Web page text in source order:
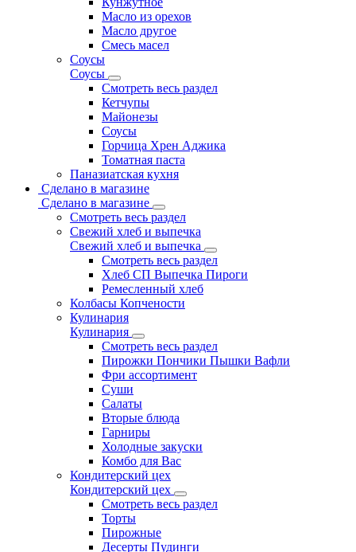
Масло из орехов
Масло другое
Смесь масел
Соусы
Соусы
Смотреть весь раздел
Кетчупы
Майонезы
Соусы
Горчица Хрен Аджика
Томатная паста
Паназиатская кухня
Сделано в магазине
Сделано в магазине
Смотреть весь раздел
Свежий хлеб и выпечка
Свежий хлеб и выпечка
Смотреть весь раздел
Хлеб СП Выпечка Пироги
Ремесленный хлеб
Колбасы Копчености
Кулинария
Кулинария
Смотреть весь раздел
Пирожки Пончики Пышки Вафли
Фри ассортимент
Суши
Салаты
Вторые блюда
Гарниры
Холодные закуски
Комбо для Вас
Кондитерский цех
Кондитерский цех
Смотреть весь раздел
Торты
Пирожные
Десерты Пудинги